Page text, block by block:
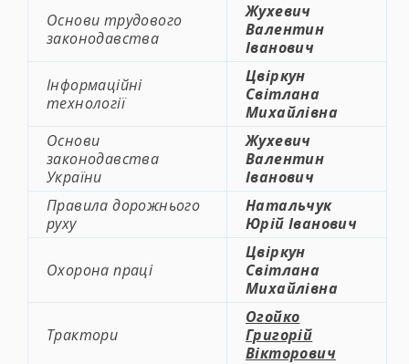
Основи трудового
законодавства
Жухевич
Валентин
Іванович
Інформаційні
технології
Цвіркун
Світлана
Михайлівна
Основи
законодавства
України
Жухевич
Валентин
Іванович
Правила дорожнього
руху
Натальчук
Юрій Іванович
Охорона праці
Цвіркун
Світлана
Михайлівна
Трактори
Огойко
Григорій
Вікторович